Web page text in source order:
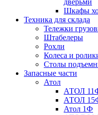
Шкафы
Техника для склада
Тележки
Штабелеры
Рохли
Колеса и
Столы
Запасные части
Атол
АТОЛ
АТОЛ
Атол 1Ф